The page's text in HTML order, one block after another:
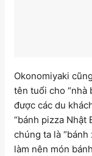
Okonomiyaki
tên tuổi cho “nhà
được các du
“bánh pizza Nhật
chúng ta là
làm nên món